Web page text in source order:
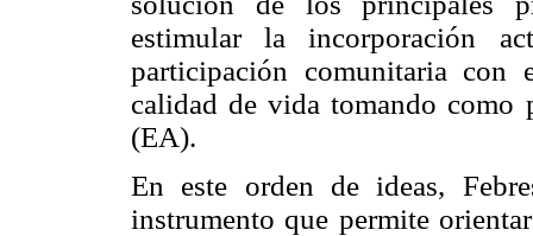
estimular la incorporación
participación comunitaria
calidad de vida tomando como
(EA).
En este orden de ideas,
instrumento que permite